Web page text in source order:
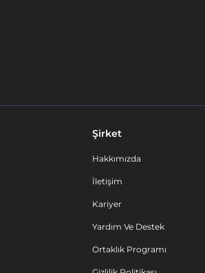
Şirket
Hakkımızda
İletişim
Kariyer
Yardım Ve Destek
Ortaklık Programı